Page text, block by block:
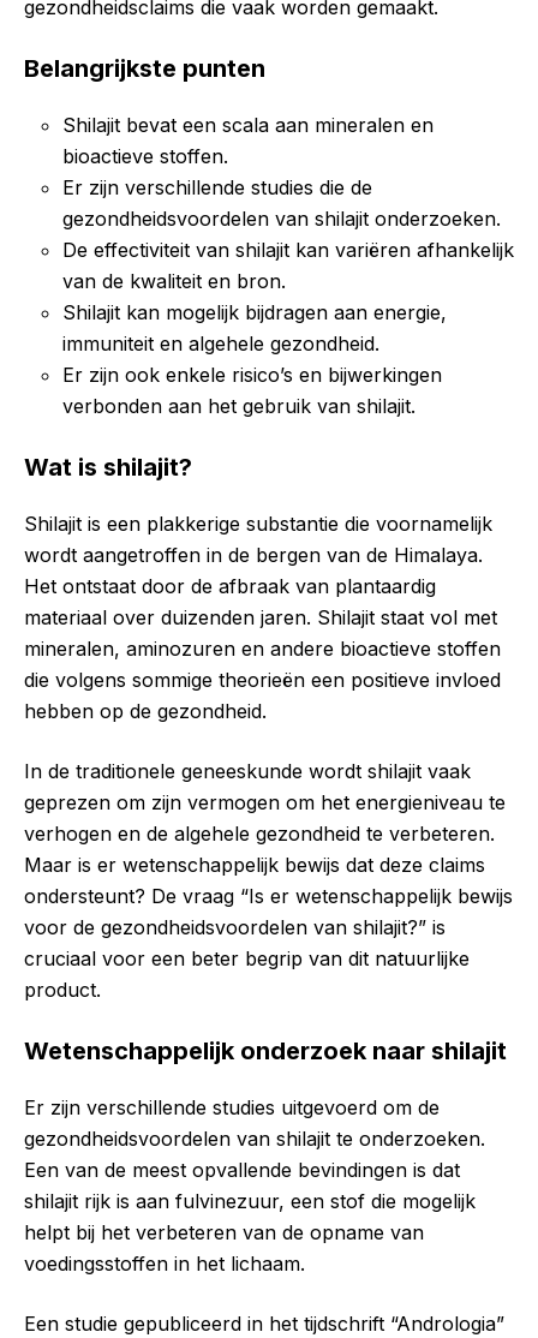
gezondheidsclaims die vaak worden gemaakt.
Belangrijkste punten
Shilajit bevat een scala aan mineralen en
bioactieve stoffen.
Er zijn verschillende studies die de
gezondheidsvoordelen van shilajit onderzoeken.
De effectiviteit van shilajit kan variëren afhankelijk
van de kwaliteit en bron.
Shilajit kan mogelijk bijdragen aan energie,
immuniteit en algehele gezondheid.
Er zijn ook enkele risico’s en bijwerkingen
verbonden aan het gebruik van shilajit.
Wat is shilajit?
Shilajit is een plakkerige substantie die voornamelijk
wordt aangetroffen in de bergen van de Himalaya.
Het ontstaat door de afbraak van plantaardig
materiaal over duizenden jaren. Shilajit staat vol met
mineralen, aminozuren en andere bioactieve stoffen
die volgens sommige theorieën een positieve invloed
hebben op de gezondheid.
In de traditionele geneeskunde wordt shilajit vaak
geprezen om zijn vermogen om het energieniveau te
verhogen en de algehele gezondheid te verbeteren.
Maar is er wetenschappelijk bewijs dat deze claims
ondersteunt? De vraag “Is er wetenschappelijk bewijs
voor de gezondheidsvoordelen van shilajit?” is
cruciaal voor een beter begrip van dit natuurlijke
product.
Wetenschappelijk onderzoek naar shilajit
Er zijn verschillende studies uitgevoerd om de
gezondheidsvoordelen van shilajit te onderzoeken.
Een van de meest opvallende bevindingen is dat
shilajit rijk is aan fulvinezuur, een stof die mogelijk
helpt bij het verbeteren van de opname van
voedingsstoffen in het lichaam.
Een studie gepubliceerd in het tijdschrift “Andrologia”